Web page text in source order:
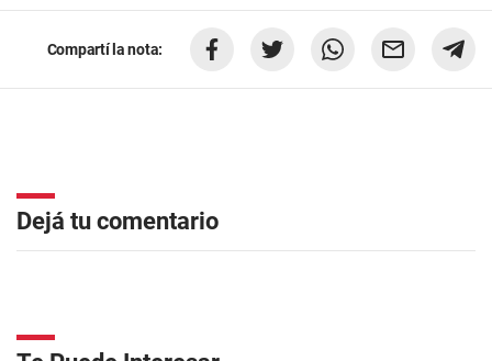
Compartí la nota:
Dejá tu comentario